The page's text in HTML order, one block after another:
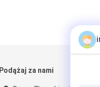
Podążaj za nami